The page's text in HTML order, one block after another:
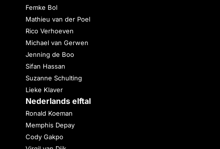
Femke Bol
Mathieu van der Poel
Rico Verhoeven
Michael van Gerwen
Jenning de Boo
Sifan Hassan
Suzanne Schulting
Lieke Klaver
Nederlands elftal
Ronald Koeman
Memphis Depay
Cody Gakpo